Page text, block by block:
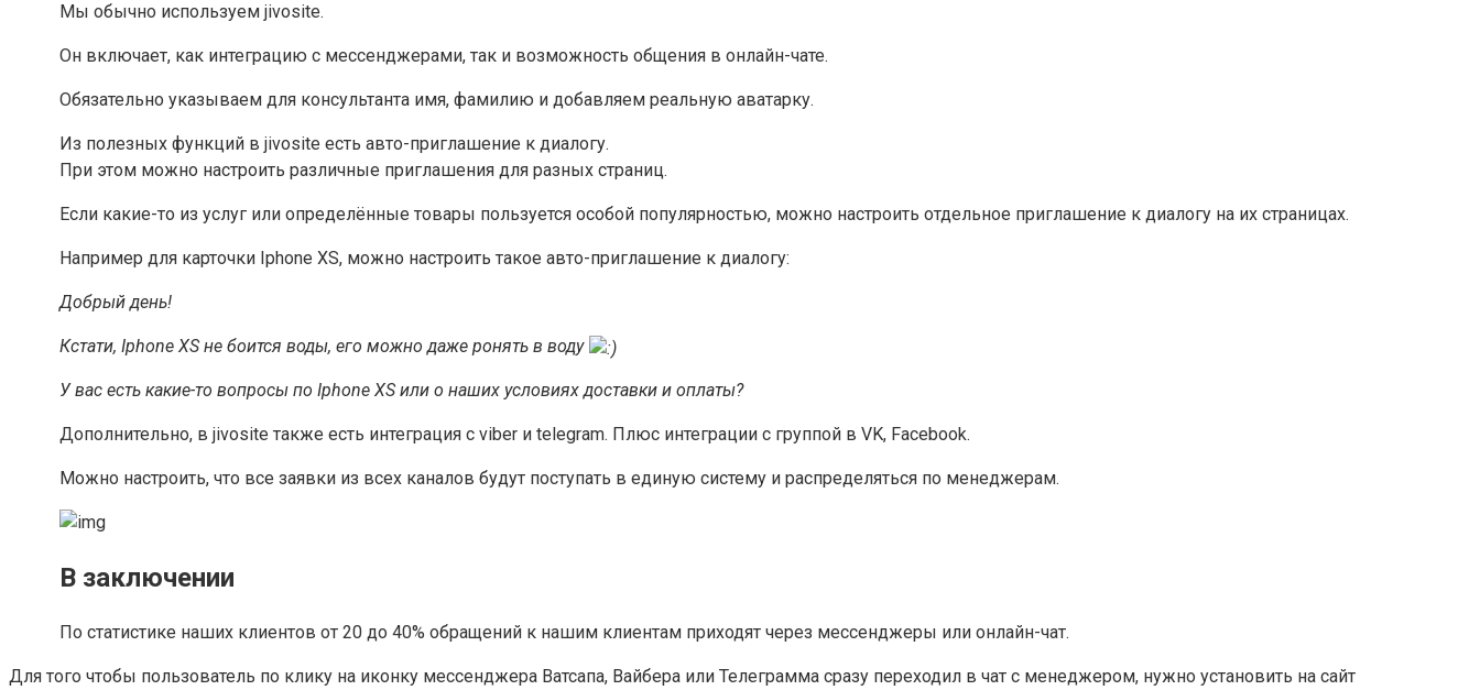
Мы обычно используем jivosite.
Он включает, как интеграцию с мессенджерами, так и возможность общения в онлайн-чате.
Обязательно указываем для консультанта имя, фамилию и добавляем реальную аватарку.
Из полезных функций в jivosite есть авто-приглашение к диалогу.
При этом можно настроить различные приглашения для разных страниц.
Если какие-то из услуг или определённые товары пользуется особой популярностью, можно настроить отдельное приглашение к диалогу на их страницах.
Например для карточки Iphone XS, можно настроить такое авто-приглашение к диалогу:
Добрый день!
Кстати, Iphone XS не боится воды, его можно даже ронять в воду
У вас есть какие-то вопросы по Iphone XS или о наших условиях доставки и оплаты?
Дополнительно, в jivosite также есть интеграция с viber и telegram. Плюс интеграции с группой в VK, Facebook.
Можно настроить, что все заявки из всех каналов будут поступать в единую систему и распределяться по менеджерам.
В заключении
По статистике наших клиентов от 20 до 40% обращений к нашим клиентам приходят через мессенджеры или онлайн-чат.
Для того чтобы пользователь по клику на иконку мессенджера Ватсапа, Вайбера или Телеграмма сразу переходил в чат с менеджером, нужно установить на сайт